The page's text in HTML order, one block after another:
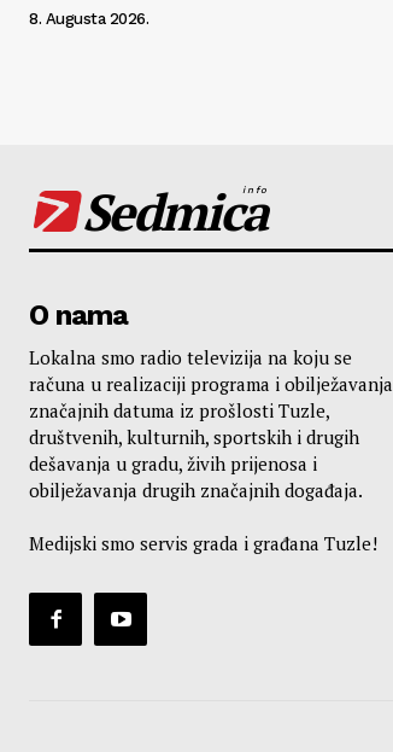
8. Augusta 2026.
Sedmica
info
O nama
Lokalna smo radio televizija na koju se
računa u realizaciji programa i obilježavanja
značajnih datuma iz prošlosti Tuzle,
društvenih, kulturnih, sportskih i drugih
dešavanja u gradu, živih prijenosa i
obilježavanja drugih značajnih događaja.
Medijski smo servis grada i građana Tuzle!